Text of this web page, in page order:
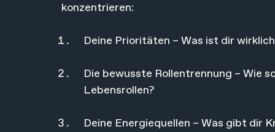
konzentrieren:
Deine Prioritäten – Was ist dir
Die bewusste Rollentrennung – Wie
Lebensrollen?
Deine Energiequellen – Was gibt dir